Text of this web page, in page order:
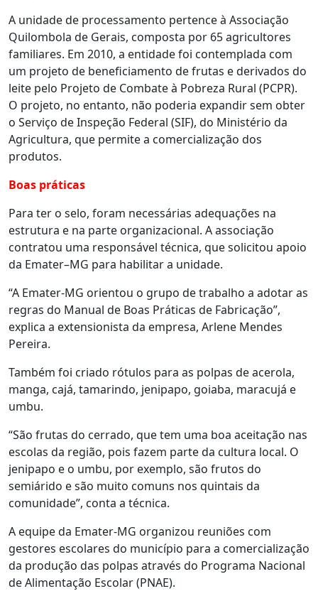
A unidade de processamento pertence à Associação
Quilombola de Gerais, composta por 65 agricultores
familiares. Em 2010, a entidade foi contemplada com
um projeto de beneficiamento de frutas e derivados do
leite pelo Projeto de Combate à Pobreza Rural (PCPR).
O projeto, no entanto, não poderia expandir sem obter
o Serviço de Inspeção Federal (SIF), do Ministério da
Agricultura, que permite a comercialização dos
produtos.
Boas práticas
Para ter o selo, foram necessárias adequações na
estrutura e na parte organizacional. A associação
contratou uma responsável técnica, que solicitou apoio
da Emater–MG para habilitar a unidade.
“A Emater-MG orientou o grupo de trabalho a adotar as
regras do Manual de Boas Práticas de Fabricação”,
explica a extensionista da empresa, Arlene Mendes
Pereira.
Também foi criado rótulos para as polpas de acerola,
manga, cajá, tamarindo, jenipapo, goiaba, maracujá e
umbu.
“São frutas do cerrado, que tem uma boa aceitação nas
escolas da região, pois fazem parte da cultura local. O
jenipapo e o umbu, por exemplo, são frutos do
semiárido e são muito comuns nos quintais da
comunidade”, conta a técnica.
A equipe da Emater-MG organizou reuniões com
gestores escolares do município para a comercialização
da produção das polpas através do Programa Nacional
de Alimentação Escolar (PNAE).